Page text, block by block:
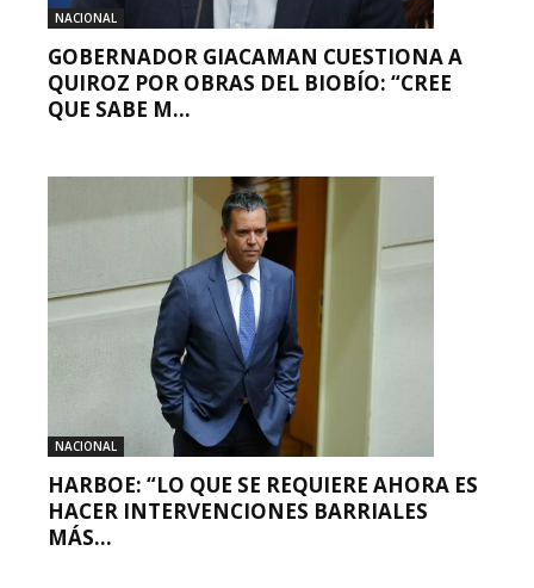
NACIONAL
GOBERNADOR GIACAMAN CUESTIONA A
QUIROZ POR OBRAS DEL BIOBÍO: “CREE
QUE SABE M...
NACIONAL
HARBOE: “LO QUE SE REQUIERE AHORA ES
HACER INTERVENCIONES BARRIALES
MÁS...